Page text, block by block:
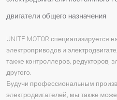
двигатели общего назначения
UNITE MOTOR специализируется
электроприводов и
также контроллеров, редукторов,
другого.
Будучи профессиональным
электродвигателей, мы также